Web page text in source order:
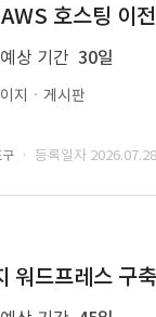
호스팅 이전
예상 기간 30일
지ㆍ게시판
· 등록일자
워드프레스 구